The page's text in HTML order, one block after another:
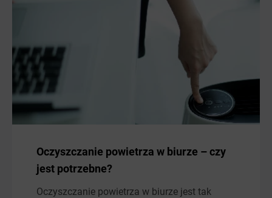
Oczyszczanie powietrza w biurze – czy
jest potrzebne?
Oczyszczanie powietrza w biurze jest tak